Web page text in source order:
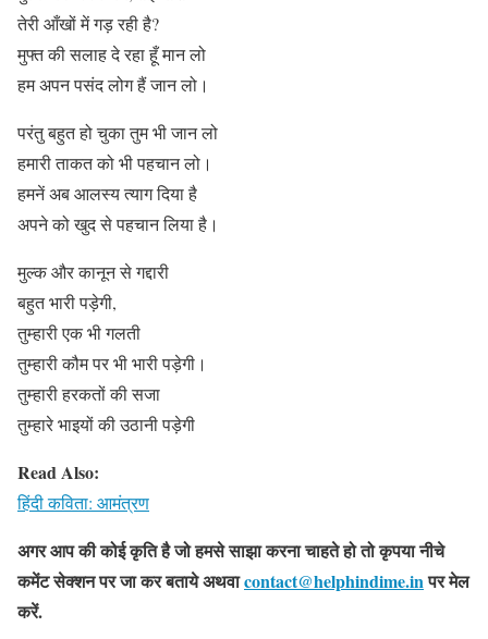
तेरी आँखों में गड़ रही है?
मुफ्त की सलाह दे रहा हूँ मान लो
हम अपन पसंद लोग हैं जान लो।
परंतु बहुत हो चुका तुम भी जान लो
हमारी ताकत को भी पहचान लो।
हमनें अब आलस्य त्याग दिया है
अपने को खुद से पहचान लिया है।
मुल्क और कानून से गद्दारी
बहुत भारी पड़ेगी,
तुम्हारी एक भी गलती
तुम्हारी कौम पर भी भारी पड़ेगी।
तुम्हारी हरकतों की सजा
तुम्हारे भाइयों की उठानी पड़ेगी
Read Also:
हिंदी कविता: आमंत्रण
अगर आप की कोई कृति है जो हमसे साझा करना चाहते हो तो कृपया नीचे
कमेंट सेक्शन पर जा कर बतायेअथवाcontact@helphindime.inपर मेल
करें.